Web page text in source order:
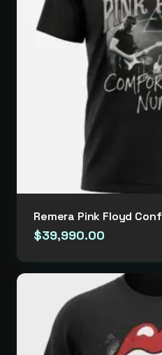
Remera Pink Floyd
$39,990.00